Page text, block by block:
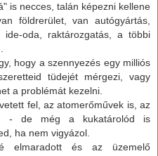
is necces, talán képezni kellene
földrerület, van autógyártás,
ide-oda, raktározgatás, a többi
hogy a szennyezés egy milliós
tüdejét mérgezi, vagy
a problémát kezelni.
fel, az atomerőművek is, az
- de még a kukatárolód is
ha nem vigyázol.
elmaradott és az üzemelő